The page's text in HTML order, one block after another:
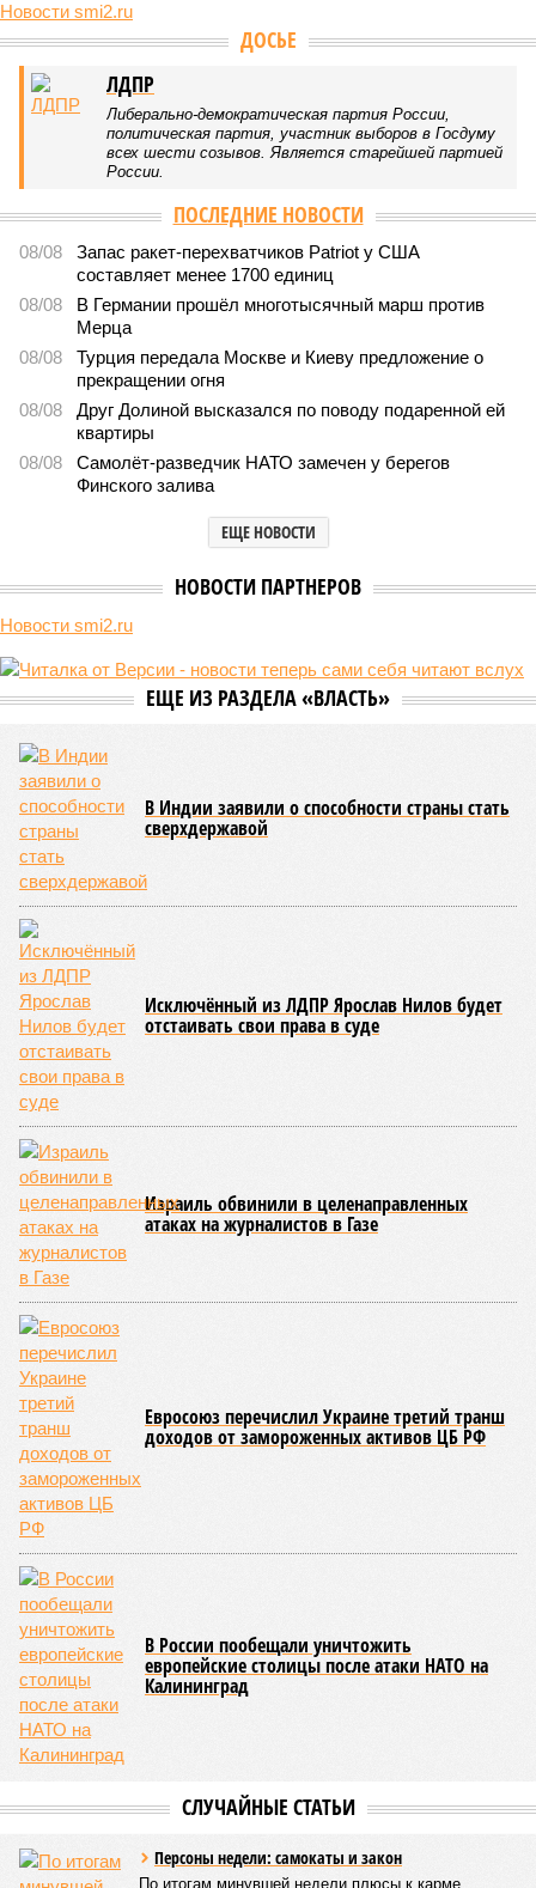
Новости smi2.ru
В нескольких станциях от уже сданного
«Сказочного леса» пайщики ЖК «Станция Л» продолжают ждать от
компании Capital Group начала реальной достройки
В нескольких станциях от уже сданного «Сказочного
леса» пайщики ЖК «Станция Л» продолжают ждать от
компании Capital Group начала реальной достройки
«Станция ожидания» для дольщиков
В нескольких станциях от уже сданного «Сказочного леса» пайщики ЖК
«Станция Л» продолжают ждать от компании Capital Group начала
Пока в Ярославском районе СВАО дольщики «Сказочного леса»
уже получают ключи – в мае 2026 года были получены
заключение о соответствии проектной документации и
разрешение на ввод жилищного комплекса в эксплуатацию –
совсем недалеко, в паре станций метро южнее, на Люблинской
улице, картина, можно сказать, прямо противоположная.
ЖК «Светлый мир «Станция Л»: та же группа компаний-
банкрот Seven Suns Development, та жеанонсированная
схема достройки через Capital Group осенью 2024 года, но
за прошедшие два года результатов, по словам дольщиков,
практически не видно. По
порталов, первую очередь ЖК строители обещают сдать к
декабрю 2026 г., вторую – к марту 2028-го. Но никто при
этом из кураторов стройки не задается вопросом: как эти
сроки должны материализоваться? На строительной
площадке, по свидетельствам дольщиков, регулярно
бывающих у забора, какая-либо техника отсутствует. Ни
бетононасосов, ни работающих кранов, ни признаков
мобилизации подрядчиков. При том, что до «декабря 2026»
осталось менее полугода.
Если в «Сказочном лесу» техзаказчик публично
отчитывался о поэтапной готовности – 90%, затем 97%, с
конкретными инженерными работами (усиление
монолитных конструкций, устранение проектных ошибок) –
то по «Станции Л» подобной публичной отчётности
дольщики не видят. Ни Capital Group, ни кураторы
строительства не подтверждают ни соблюдения графика
строительства, ни объёма фактически выполненных работ.
Напрашивается закономерный вопрос: если
декларируемая «Capital Group модель (достраивать
проблемные объекты SSD») сработала на
Лосиноостровской, почему она не масштабируется на
Люблино? И означает ли отсутствие техники на площадке,
что в реальности подрядчик по «Станции Л» ещё даже не
определён?
2025–2026 годах, похоже, не изменили ситуацию.
называть даже ориентировочные сроки» , – рассказывают
Казалось бы, формально ответственность по